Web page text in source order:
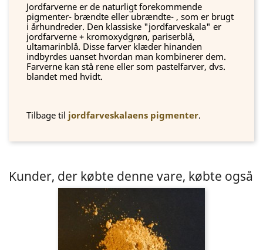
Jordfarverne er de naturligt forekommende
pigmenter- brændte eller ubrændte- , som er brugt
i århundreder. Den klassiske "jordfarveskala" er
jordfarverne + kromoxydgrøn, pariserblå,
ultamarinblå. Disse farver klæder hinanden
indbyrdes uanset hvordan man kombinerer dem.
Farverne kan stå rene eller som pastelfarver, dvs.
blandet med hvidt.
Tilbage til jordfarveskalaens pigmenter.
Kunder, der købte denne vare, købte også